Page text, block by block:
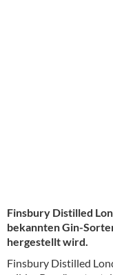
Hygieneartikel
Finsbury Distilled
bekannten Gin-
hergestellt wird.
Finsbury Distilled